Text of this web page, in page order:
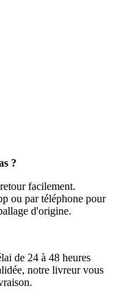
?
facilement.
ou par téléphone pour
d'origine.
de 24 à 48 heures
notre livreur vous